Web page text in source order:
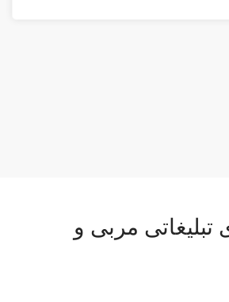
تبلیغاتی مربی و